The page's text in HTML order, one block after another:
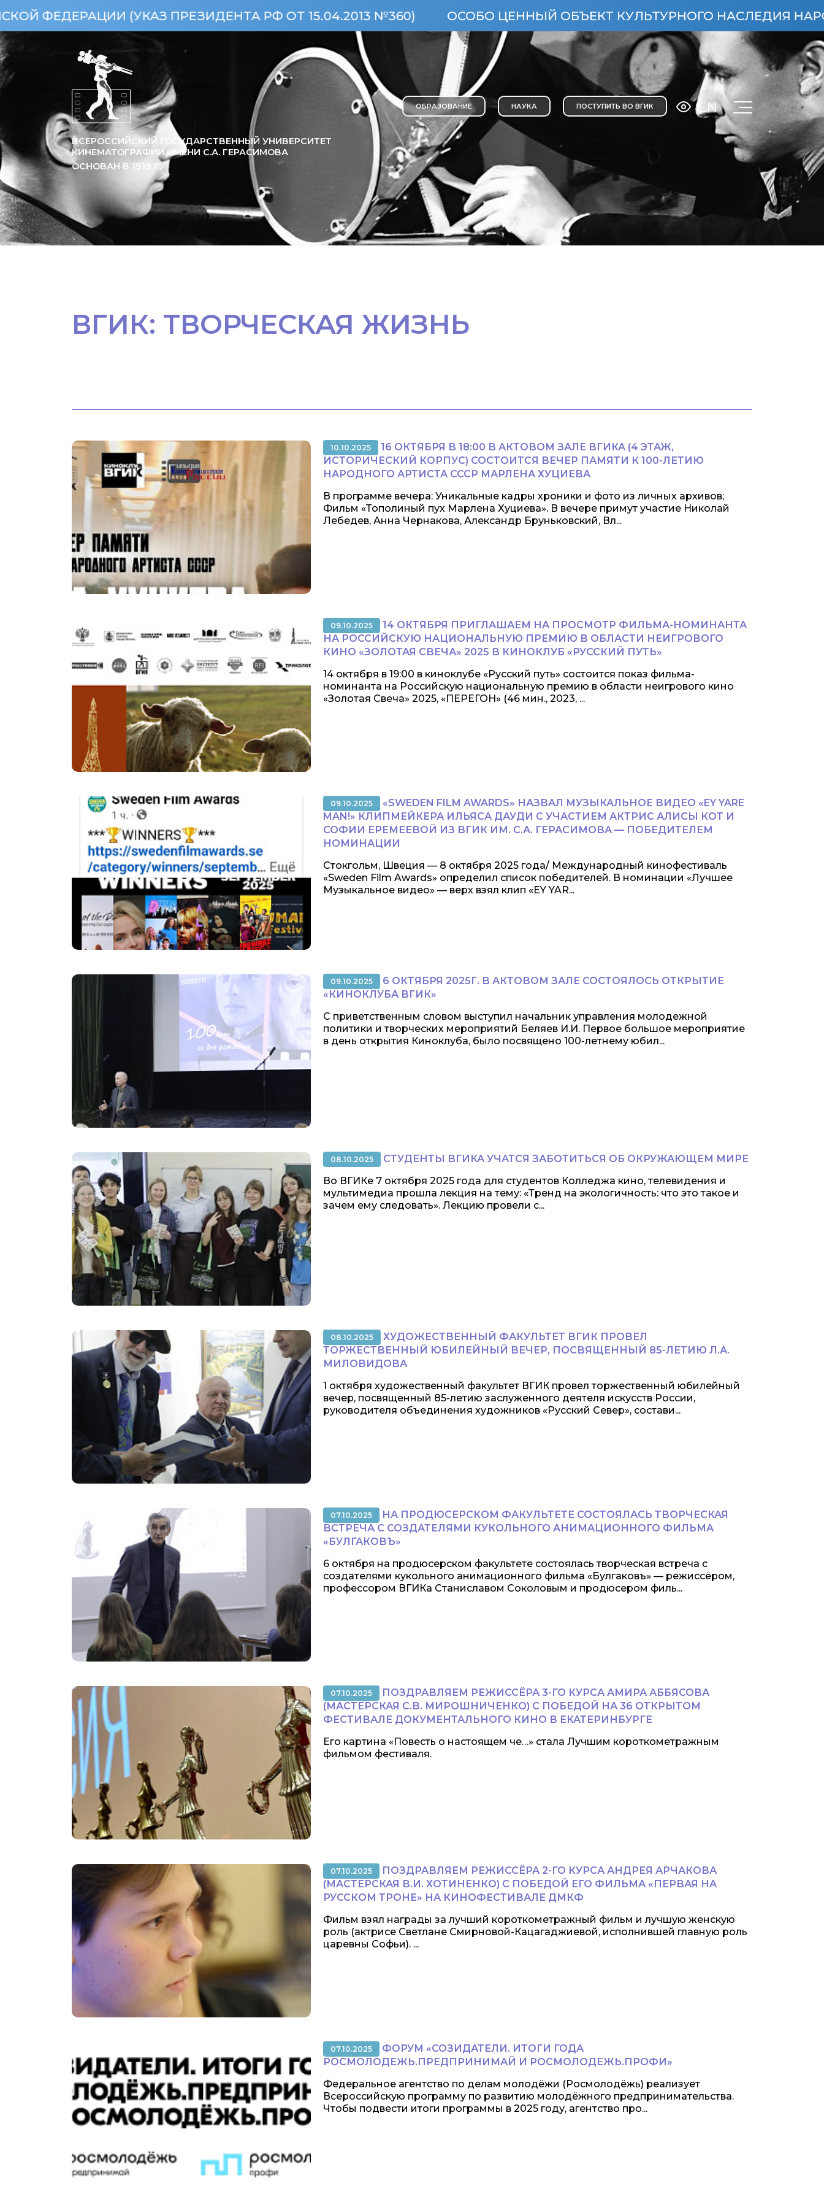
(УКАЗ ПРЕЗИДЕНТА РФ ОТ 15.04.2013 №360) ОСОБО ЦЕННЫЙ ОБЪЕКТ КУЛЬТУРНОГО НАСЛЕДИЯ НАРОДОВ
ВСЕРОССИЙСКИЙ ГОСУДАРСТВЕННЫЙ УНИВЕРСИТЕТ
КИНЕМАТОГРАФИИ ИМЕНИ С.А. ГЕРАСИМОВА
ОСНОВАН В 1919 Г.
ОБРАЗОВАНИЕ НАУКА ПОСТУПИТЬ ВО ВГИК EN
ВГИК: ТВОРЧЕСКАЯ ЖИЗНЬ
10.10.2025
16 ОКТЯБРЯ В 18:00 В АКТОВОМ ЗАЛЕ ВГИКА (4 ЭТАЖ,
ИСТОРИЧЕСКИЙ КОРПУС) СОСТОИТСЯ ВЕЧЕР ПАМЯТИ К 100-ЛЕТИЮ
НАРОДНОГО АРТИСТА СССР МАРЛЕНА ХУЦИЕВА
В программе вечера: Уникальные кадры хроники и фото из личных архивов;
Фильм «Тополиный пух Марлена Хуциева». В вечере примут участие Николай
Лебедев, Анна Чернакова, Александр Бруньковский, Вл...
09.10.2025
14 ОКТЯБРЯ ПРИГЛАШАЕМ НА ПРОСМОТР ФИЛЬМА-НОМИНАНТА
НА РОССИЙСКУЮ НАЦИОНАЛЬНУЮ ПРЕМИЮ В ОБЛАСТИ НЕИГРОВОГО
КИНО «ЗОЛОТАЯ СВЕЧА» 2025 В КИНОКЛУБ «РУССКИЙ ПУТЬ»
14 октября в 19:00 в киноклубе «Русский путь» состоится показ фильма-
номинанта на Российскую национальную премию в области неигрового кино
«Золотая Свеча» 2025, «ПЕРЕГОН» (46 мин., 2023, ...
09.10.2025
«SWEDEN FILM AWARDS» НАЗВАЛ МУЗЫКАЛЬНОЕ ВИДЕО «EY YARE
MAN!» КЛИПМЕЙКЕРА ИЛЬЯСА ДАУДИ С УЧАСТИЕМ АКТРИС АЛИСЫ КОТ И
СОФИИ ЕРЕМЕЕВОЙ ИЗ ВГИК ИМ. С.А. ГЕРАСИМОВА — ПОБЕДИТЕЛЕМ
НОМИНАЦИИ
Стокгольм, Швеция — 8 октября 2025 года/ Международный кинофестиваль
«Sweden Film Awards» определил список победителей. В номинации «Лучшее
Музыкальное видео» — верх взял клип «EY YAR...
09.10.2025
6 ОКТЯБРЯ 2025Г. В АКТОВОМ ЗАЛЕ СОСТОЯЛОСЬ ОТКРЫТИЕ
«КИНОКЛУБА ВГИК»
С приветственным словом выступил начальник управления молодежной
политики и творческих мероприятий Беляев И.И. Первое большое мероприятие
в день открытия Киноклуба, было посвящено 100-летнему юбил...
08.10.2025
СТУДЕНТЫ ВГИКА УЧАТСЯ ЗАБОТИТЬСЯ ОБ ОКРУЖАЮЩЕМ МИРЕ
Во ВГИКе 7 октября 2025 года для студентов Колледжа кино, телевидения и
мультимедиа прошла лекция на тему: «Тренд на экологичность: что это такое и
зачем ему следовать». Лекцию провели с...
08.10.2025
ХУДОЖЕСТВЕННЫЙ ФАКУЛЬТЕТ ВГИК ПРОВЕЛ
ТОРЖЕСТВЕННЫЙ ЮБИЛЕЙНЫЙ ВЕЧЕР, ПОСВЯЩЕННЫЙ 85-ЛЕТИЮ Л.А.
МИЛОВИДОВА
1 октября художественный факультет ВГИК провел торжественный юбилейный
вечер, посвященный 85-летию заслуженного деятеля искусств России,
руководителя объединения художников «Русский Север», состави...
07.10.2025
НА ПРОДЮСЕРСКОМ ФАКУЛЬТЕТЕ СОСТОЯЛАСЬ ТВОРЧЕСКАЯ
ВСТРЕЧА С СОЗДАТЕЛЯМИ КУКОЛЬНОГО АНИМАЦИОННОГО ФИЛЬМА
«БУЛГАКОВЪ»
6 октября на продюсерском факультете состоялась творческая встреча с
создателями кукольного анимационного фильма «Булгаковъ» — режиссёром,
профессором ВГИКа Станиславом Соколовым и продюсером филь...
07.10.2025
ПОЗДРАВЛЯЕМ РЕЖИССЁРА 3-ГО КУРСА АМИРА АББЯСОВА
(МАСТЕРСКАЯ С.В. МИРОШНИЧЕНКО) С ПОБЕДОЙ НА 36 ОТКРЫТОМ
ФЕСТИВАЛЕ ДОКУМЕНТАЛЬНОГО КИНО В ЕКАТЕРИНБУРГЕ
Его картина «Повесть о настоящем че…» стала Лучшим короткометражным
фильмом фестиваля.
07.10.2025
ПОЗДРАВЛЯЕМ РЕЖИССЁРА 2-ГО КУРСА АНДРЕЯ АРЧАКОВА
(МАСТЕРСКАЯ В.И. ХОТИНЕНКО) С ПОБЕДОЙ ЕГО ФИЛЬМА «ПЕРВАЯ НА
РУССКОМ ТРОНЕ» НА КИНОФЕСТИВАЛЕ ДМКФ
Фильм взял награды за лучший короткометражный фильм и лучшую женскую
роль (актрисе Светлане Смирновой-Кацагаджиевой, исполнившей главную роль
царевны Софьи). ...
07.10.2025
ФОРУМ «СОЗИДАТЕЛИ. ИТОГИ ГОДА
РОСМОЛОДЕЖЬ.ПРЕДПРИНИМАЙ И РОСМОЛОДЕЖЬ.ПРОФИ»
Федеральное агентство по делам молодёжи (Росмолодёжь) реализует
Всероссийскую программу по развитию молодёжного предпринимательства.
Чтобы подвести итоги программы в 2025 году, агентство про...